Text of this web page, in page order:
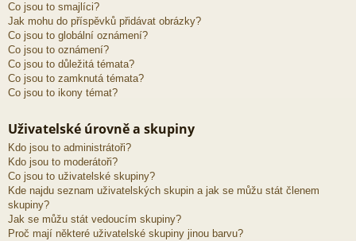
Co jsou to smajlíci?
Jak mohu do příspěvků přidávat obrázky?
Co jsou to globální oznámení?
Co jsou to oznámení?
Co jsou to důležitá témata?
Co jsou to zamknutá témata?
Co jsou to ikony témat?
Uživatelské úrovně a skupiny
Kdo jsou to administrátoři?
Kdo jsou to moderátoři?
Co jsou to uživatelské skupiny?
Kde najdu seznam uživatelských skupin a jak se můžu stát členem
skupiny?
Jak se můžu stát vedoucím skupiny?
Proč mají některé uživatelské skupiny jinou barvu?